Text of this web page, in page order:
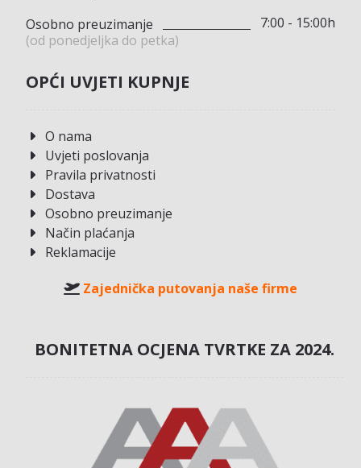
Osobno preuzimanje
(od ponedjeljka do petka)
7:00 - 15:00h
OPĆI UVJETI KUPNJE
O nama
Uvjeti poslovanja
Pravila privatnosti
Dostava
Osobno preuzimanje
Način plaćanja
Reklamacije
Zajednička putovanja naše firme
BONITETNA OCJENA TVRTKE ZA 2024.